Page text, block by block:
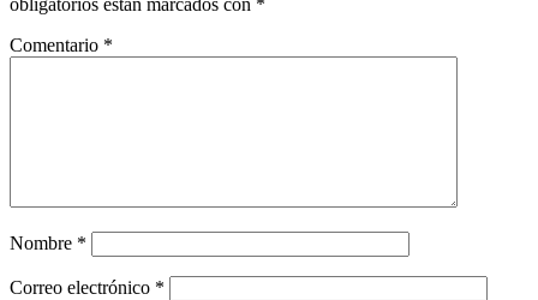
Comentario *
Nombre *
Correo electrónico *